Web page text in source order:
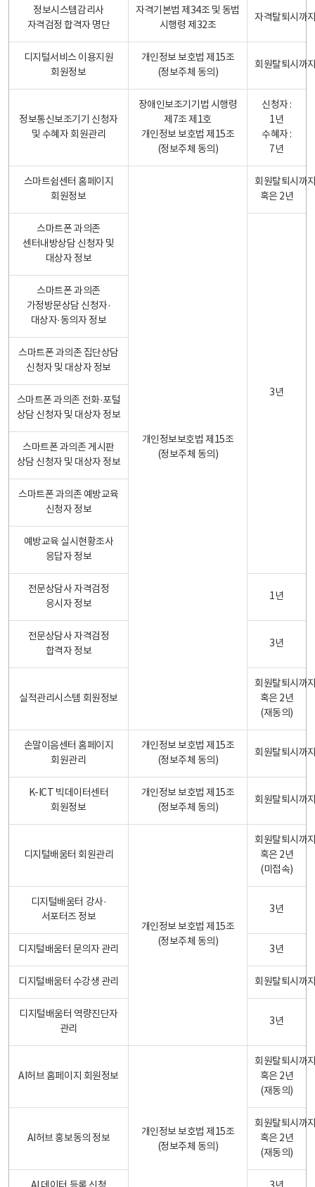
정보시스템감리사
자격검정 합격자 명단
자격기본법 제34조 및 동법
시행령 제32조
자격탈퇴시까
디지털서비스 이용지원
회원정보
개인정보 보호법 제15조
(정보주체 동의)
회원탈퇴시까
정보통신보조기기 신청자
및 수혜자 회원관리
장애인보조기기법 시행령
제7조 제1호
개인정보 보호법 제15조
(정보주체 동의)
신청자 :
1년
수혜자 :
7년
스마트쉼센터 홈페이지
회원정보
개인정보보호법 제15조
(정보주체 동의)
회원탈퇴시까
혹은 2년
스마트폰 과의존
센터내방상담 신청자 및
대상자 정보
3년
스마트폰 과의존
가정방문상담 신청자·
대상자·동의자 정보
스마트폰 과의존 집단상담
신청자 및 대상자 정보
스마트폰 과의존 전화·포털
상담 신청자 및 대상자 정보
스마트폰 과의존 게시판
상담 신청자 및 대상자 정보
스마트폰 과의존 예방교육
신청자 정보
예방교육 실시현황조사
응답자 정보
전문상담사 자격검정
응시자 정보
1년
전문상담사 자격검정
합격자 정보
3년
실적관리시스템 회원정보
회원탈퇴시까
혹은 2년
(재동의)
손말이음센터 홈페이지
회원관리
개인정보 보호법 제15조
(정보주체 동의)
회원탈퇴시까
K-ICT 빅데이터센터
회원정보
개인정보 보호법 제15조
(정보주체 동의)
회원탈퇴시까
디지털배움터 회원관리
개인정보 보호법 제15조
(정보주체 동의)
회원탈퇴시까
혹은 2년
(미접속)
디지털배움터 강사·
서포터즈 정보
3년
디지털배움터 문의자 관리 3년
디지털배움터 수강생 관리 회원탈퇴시까
디지털배움터 역량진단자
관리
3년
AI허브 홈페이지 회원정보
개인정보 보호법 제15조
(정보주체 동의)
회원탈퇴시까
혹은 2년
(재동의)
AI허브 홍보동의 정보
회원탈퇴시까
혹은 2년
(재동의)